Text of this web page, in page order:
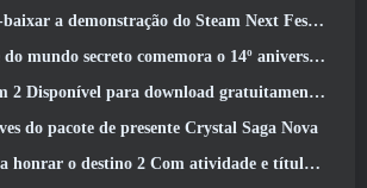
do Steam Next Fest de Embers Of The Uncrowned Tomorrow
comemora o 14º aniversário com um mistério que eles devem resolver juntos
para download gratuitamente (E manter) Por tempo limitado
do pacote de presente Crystal Saga Nova
o destino 2 Com atividade e título especiais no jogo